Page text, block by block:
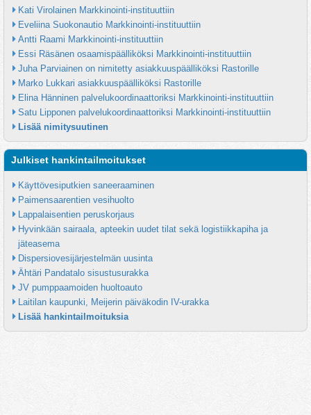
Kati Virolainen Markkinointi-instituuttiin
Eveliina Suokonautio Markkinointi-instituuttiin
Antti Raami Markkinointi-instituuttiin
Essi Räsänen osaamispäälliköksi Markkinointi-instituuttiin
Juha Parviainen on nimitetty asiakkuuspäälliköksi Rastorille
Marko Lukkari asiakkuuspäälliköksi Rastorille
Elina Hänninen palvelukoordinaattoriksi Markkinointi-instituuttiin
Satu Lipponen palvelukoordinaattoriksi Markkinointi-instituuttiin
Lisää nimitysuutinen
Julkiset hankintailmoitukset
Käyttövesiputkien saneeraaminen
Paimensaarentien vesihuolto
Lappalaisentien peruskorjaus
Hyvinkään sairaala, apteekin uudet tilat sekä logistiikkapiha ja
jäteasema
Dispersiovesijärjestelmän uusinta
Ähtäri Pandatalo sisustusurakka
JV pumppaamoiden huoltoauto
Laitilan kaupunki, Meijerin päiväkodin IV-urakka
Lisää hankintailmoituksia